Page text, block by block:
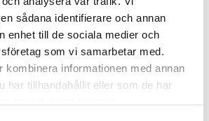
sådana identifierare och annan
enhet till de sociala medier och
som vi samarbetar med.
kombinera informationen med annan
har tillhandahållit eller som de har
inom fastighetsbranschen, med
hyresrätter.
och är van att arbeta i Excel.
och engelska obehindrat i tal och
många kontaktytor både internt och